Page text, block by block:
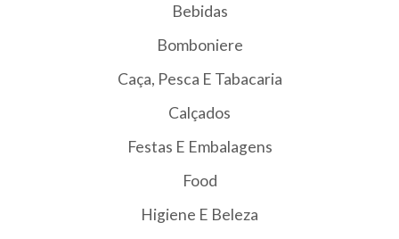
Bebidas
Bomboniere
Caça, Pesca E Tabacaria
Calçados
Festas E Embalagens
Food
Higiene E Beleza